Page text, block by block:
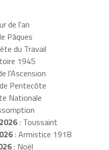
de l'an
Pâques
du Travail
1945
l'Ascension
Pentecôte
Nationale
: Toussaint
: Armistice 1918
: Noël